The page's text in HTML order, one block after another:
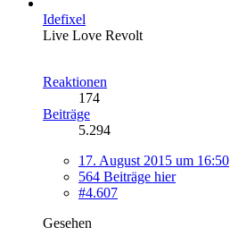
Idefixel
Live Love Revolt
Reaktionen
174
Beiträge
5.294
17. August 2015 um 16:50
564 Beiträge hier
#4.607
Gesehen